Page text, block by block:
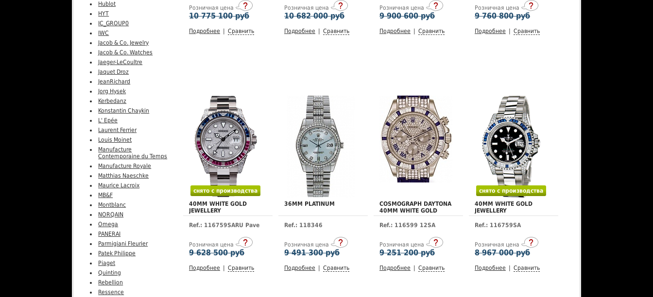
Hublot
HYT
IC_GROUP0
IWC
Jacob & Co. Jewelry
Jacob & Co. Watches
Jaeger-LeCoultre
Jaquet Droz
JeanRichard
Jorg Hysek
Kerbedanz
Konstantin Chaykin
L' Epée
Laurent Ferrier
Louis Moinet
Manufacture
Contemporaine du Temps
Manufacture Royale
Matthias Naeschke
Maurice Lacroix
MB&F
Montblanc
NORQAIN
Omega
PANERAI
Parmigiani Fleurier
Patek Philippe
Piaget
Quinting
Rebellion
Ressence
Розничная цена
10 775 100 руб
Подробнее Сравнить
Розничная цена
10 682 000 руб
Подробнее Сравнить
Розничная цена
9 900 600 руб
Подробнее Сравнить
Розничная цена
9 760 800 руб
Подробнее Сравнить
снято с производства
40MM WHITE GOLD
JEWELLERY
Ref.: 116759SARU Pave
Розничная цена
9 628 500 руб
Подробнее Сравнить
36MM PLATINUM
Ref.: 118346
Розничная цена
9 491 300 руб
Подробнее Сравнить
COSMOGRAPH DAYTONA
40MM WHITE GOLD
Ref.: 116599 12SA
Розничная цена
9 251 200 руб
Подробнее Сравнить
снято с производства
40MM WHITE GOLD
JEWELLERY
Ref.: 116759SA
Розничная цена
8 967 000 руб
Подробнее Сравнить